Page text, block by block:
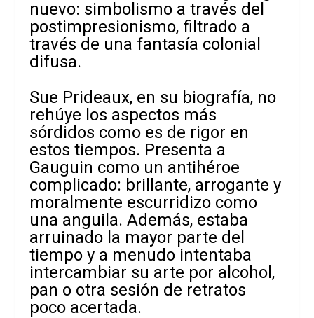
nuevo: simbolismo a través del
postimpresionismo, filtrado a
través de una fantasía colonial
difusa.
Sue Prideaux, en su biografía, no
rehúye los aspectos más
sórdidos como es de rigor en
estos tiempos. Presenta a
Gauguin como un antihéroe
complicado: brillante, arrogante y
moralmente escurridizo como
una anguila. Además, estaba
arruinado la mayor parte del
tiempo y a menudo intentaba
intercambiar su arte por alcohol,
pan o otra sesión de retratos
poco acertada.